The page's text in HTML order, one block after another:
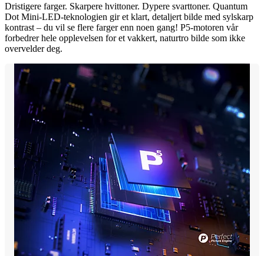
Dristigere farger. Skarpere hvittoner. Dypere svarttoner. Quantum
Dot Mini-LED-teknologien gir et klart, detaljert bilde med sylskarp
kontrast – du vil se flere farger enn noen gang! P5-motoren vår
forbedrer hele opplevelsen for et vakkert, naturtro bilde som ikke
overvelder deg.